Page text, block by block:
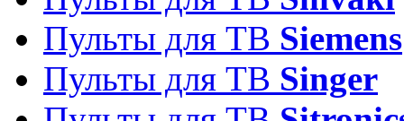
Пульты для ТВ Siemens
Пульты для ТВ Singer